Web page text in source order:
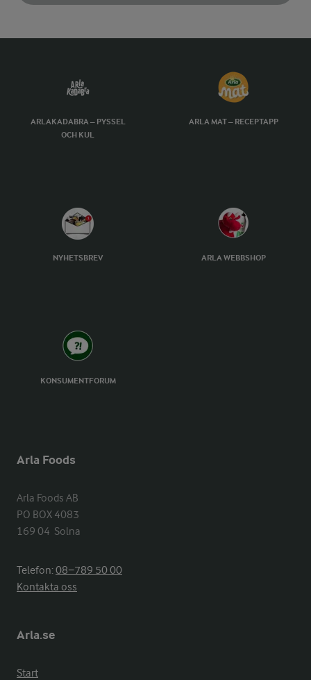
ARLAKADABRA – PYSSEL
OCH KUL
ARLA MAT – RECEPTAPP
NYHETSBREV ARLA WEBBSHOP
KONSUMENTFORUM
Arla Foods
Arla Foods AB
PO BOX 4083
169 04  Solna
Telefon:08−789 50 00
Kontakta oss
Arla.se
Start